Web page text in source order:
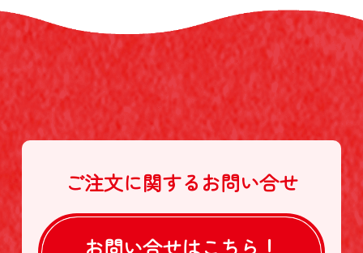
当サイトにおいてのご購入には会員登録が必要になります。
なお会員登録は無料です。
※ログインには、会員登録時に入力したメールアドレスおよびパスワ
ードが必要になります。
会員のみなさまから提供された個人情報
当サイトを利用するにあたって、会員の住所、電話番号、購入履歴な
どの大切な個人情報がネットサーバ上に登録されますが、当社はその
個人情報を適切かつ確実に管理するものとし、法令などにより開示が
求められる場合を除き、開示しないものとします。
※チャートなど一個人が特定できない範囲で集計する場合がありま
す。
お客様からの会員登録を承認しない場合
会員登録の申し込みを当社が受けた際、架空の人物を登録した場合
や、本人以外の第三者の会員登録をした場合、過去に会員除名処分を
受けたことがある場合など、当社が不適当と判断した時は、その会員
ご注文に関する お問い合せ
お問い合せはこちら！